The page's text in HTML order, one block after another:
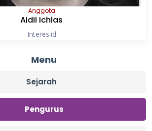
Anggota
Aidil Ichlas
Interes.id
Menu
Sejarah
Pengurus